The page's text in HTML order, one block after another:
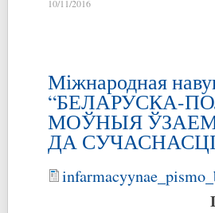
10/11/2016
Міжнародная
“БЕЛАРУСКА-
МОЎНЫЯ
ДА